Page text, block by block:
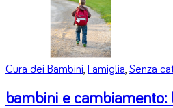
Cura dei Bambini, Famiglia, Senza
bambini e cambiamento: